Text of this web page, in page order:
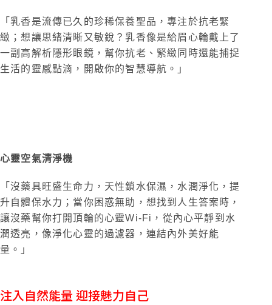
「乳香是流傳已久 的珍稀保養聖品，專注於抗老緊
緻；想讓思緒清晰又敏銳？乳香像是給眉心輪戴上了
一副高解析隱形眼鏡，幫你抗老、緊緻同時還能捕捉
生活的靈感點滴，開啟你的智慧導航。」
心靈空氣清淨機
「沒藥具旺盛生命力 ， 天性鎖水保濕，水潤淨化，提
升自體保水力；當你困惑無助，想找到人生答案時，
讓沒藥幫你打開頂輪的心靈Wi-Fi ，從內心平靜到水
潤透亮，像淨化心靈的過濾器，連結內外美好能
量。」
注入自然能量 迎接魅力自己